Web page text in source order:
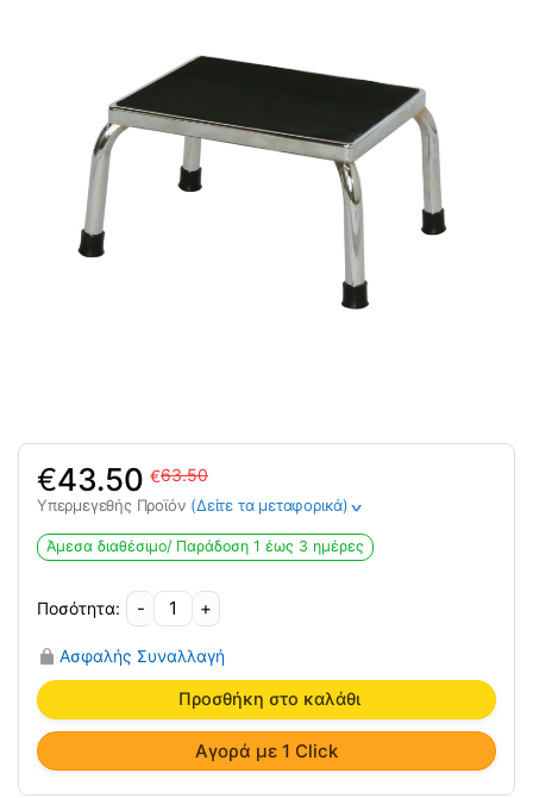
63.50
€
63.50€.
43.50
€
είναι:
Υπερμεγεθής Προϊόν (Δείτε τα μεταφορικά)>
Άμεσα διαθέσιμο/ Παράδoση 1 έως 3 ημέρες
-
Ανάβαθρο
Κλίνης
Μονό
AC-
570
ποσότητα
+
Ασφαλής Συναλλαγή
Προσθήκη στο καλάθι
Αγορά με 1 Click